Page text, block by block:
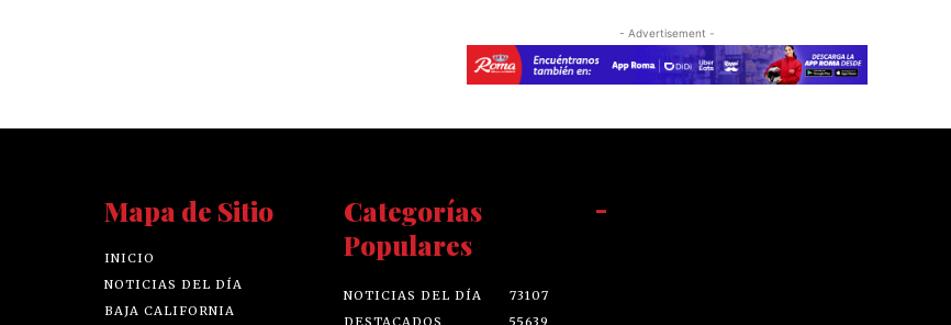
- Advertisement -
Mapa de Sitio
INICIO
NOTICIAS DEL DÍA
BAJA CALIFORNIA
Categorías
Populares
NOTICIAS DEL DÍA
73107
-